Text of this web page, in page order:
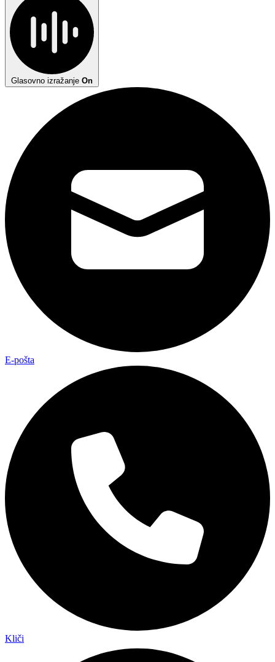
Glasovno izražanje On
E-pošta
Kliči